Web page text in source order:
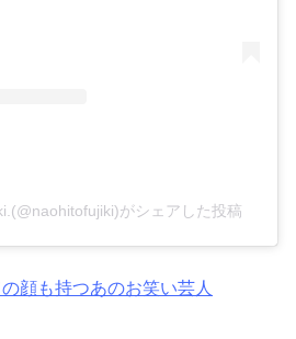
がシェアした投稿
顔も持つあのお笑い芸人